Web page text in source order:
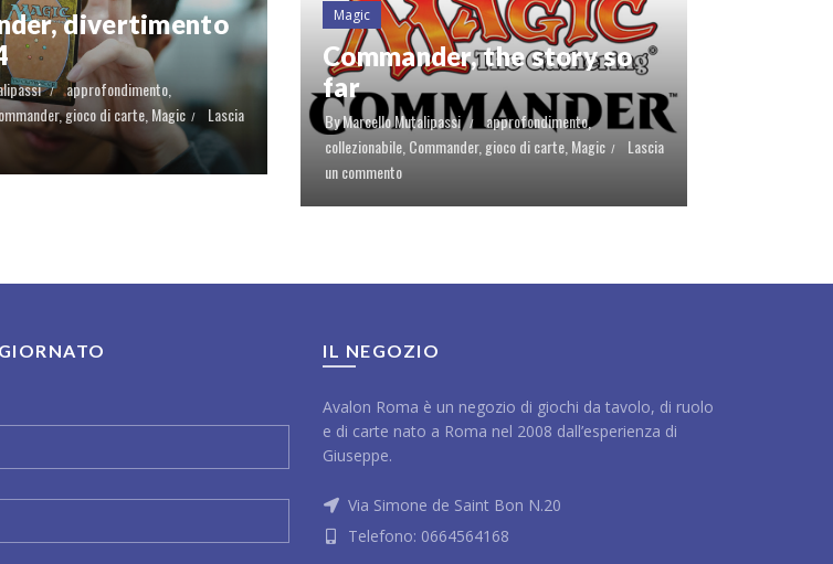
divertimento
approfondimento
,gioco di carte Magic
Lascia
Magic
Commander, the story so
far
ByMarcello Mutalipassi approfondimento,
collezionabile Commander, gioco di carte Magic
Lascia
un commento
IL NEGOZIO
Avalon Roma è un negozio di giochi da tavolo, di ruolo
e di carte nato a Roma nel 2008 dall’esperienza di
Giuseppe.
Via Simone de Saint Bon N.20
Telefono: 0664564168